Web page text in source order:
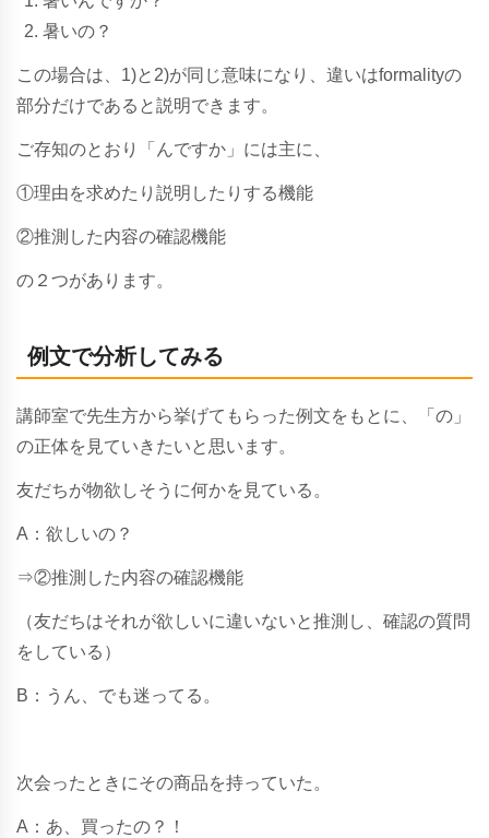
暑いの？
この場合は、1)と2)が同じ意味になり、違いはformalityの
部分だけであると説明できます。
ご存知のとおり「んですか」には主に、
①理由を求めたり説明したりする機能
②推測した内容の確認機能
の２つがあります。
例文で分析してみる
講師室で先生方から挙げてもらった例文をもとに、「の」
の正体を見ていきたいと思います。
友だちが物欲しそうに何かを見ている。
A：欲しいの？
⇒②推測した内容の確認機能
（友だちはそれが欲しいに違いないと推測し、確認の質問
をしている）
B：うん、でも迷ってる。
次会ったときにその商品を持っていた。
A：あ、買ったの？！